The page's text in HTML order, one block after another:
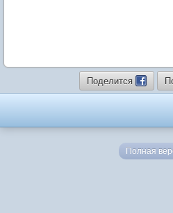
Поделится
Полная